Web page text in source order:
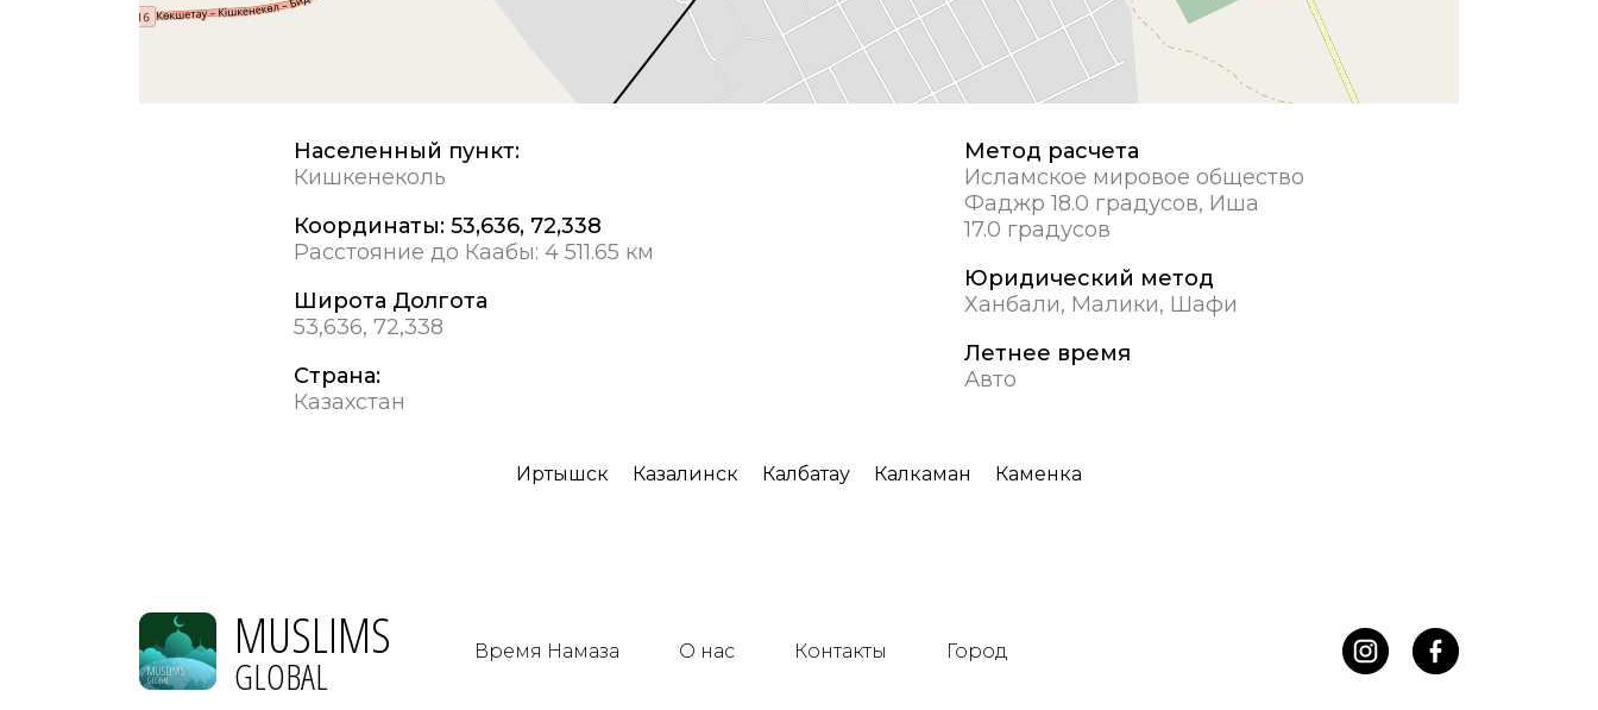
Населенный пункт:
Кишкенеколь
Координаты:53,636, 72,338
Расстояние до Каабы:4 511.65 км
Широта Долгота
53,636, 72,338
Страна:
Казахстан
Метод расчета
Исламское мировое общество
Фаджр 18.0 градусов, Иша
17.0 градусов
Юридический метод
Ханбали, Малики, Шафи
Летнее время
Авто
Иртышск Казалинск Калбатау Калкаман Каменка
MUSLIMS
GLOBAL Время Намаза О нас Контакты Город